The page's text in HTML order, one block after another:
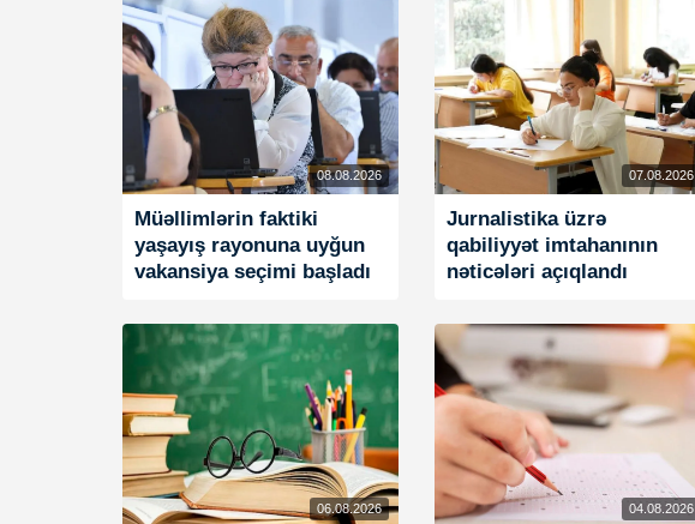
08.08.2026
Müəllimlərin faktiki
yaşayış rayonuna uyğun
vakansiya seçimi başladı
07.08.2026
Jurnalistika üzrə
qabiliyyət imtahanının
nəticələri açıqlandı
06.08.2026 04.08.2026